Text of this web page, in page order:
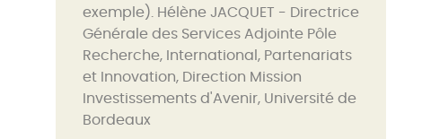
exemple). Hélène JACQUET - Directrice
Générale des Services Adjointe Pôle
Recherche, International, Partenariats
et Innovation, Direction Mission
Investissements d'Avenir, Université de
Bordeaux